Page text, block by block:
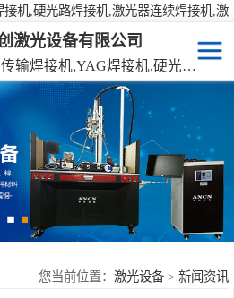
机,硬光路焊接机,激光器连续焊接机,激
机等产品的研发、生产、销售
激光设备有限公司
主营产品：光纤传输焊接机,YAG焊接机,硬光路焊接机,激光器连续焊接机
您当前位置： 激光设备 > 新闻资讯
YAG硬光路激光焊接机
光纤传输激光焊接机
光纤激光器连续焊接机
机械手激光焊接机
手持激光焊接机